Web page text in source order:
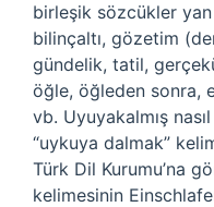
birleşik sözcükler yan
bilinçaltı, gözetim
gündelik, tatil,
öğle, öğleden sonra,
vb. Uyuyakalmış
“uykuya dalmak”
Türk Dil Kurumu’na
kelimesinin